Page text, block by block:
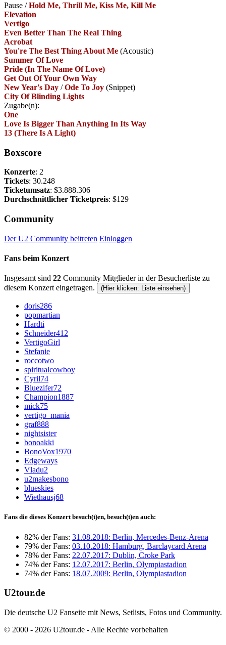
Pause /Hold Me, Thrill Me, Kiss Me, Kill Me
Elevation
Vertigo
Even Better Than The Real Thing
Acrobat
You're The Best Thing About Me (Acoustic)
Summer Of Love
Pride (In The Name Of Love)
Get Out Of Your Own Way
New Year's Day /Ode To Joy (Snippet)
City Of Blinding Lights
Zugabe(n):
One
Love Is Bigger Than Anything In Its Way
13 (There Is A Light)
Boxscore
Konzerte: 2
Tickets: 30.248
Ticketumsatz: $3.888.306
Durchschnittlicher Ticketpreis: $129
Community
Der U2 Community beitreten Einloggen
Fans beim Konzert
Insgesamt sind 22 Community Mitglieder in der Besucherliste zu
diesem Konzert eingetragen.
(Hier klicken: Liste einsehen)
doris286
popmartian
Hardti
Schneider412
VertigoGirl
Stefanie
roccotwo
spiritualcowboy
Cyril74
Bluezifer72
Champion1887
mick75
vertigo_mania
graf888
nightsister
bonoakki
BonoVox1970
Edgeways
Vladu2
u2makesbono
blueskies
Wiethausj68
Fans die dieses Konzert besuch(t)en, besuch(t)en auch:
82% der Fans: 31.08.2018: Berlin, Mercedes-Benz-Arena
79% der Fans: 03.10.2018: Hamburg, Barclaycard Arena
78% der Fans: 22.07.2017: Dublin, Croke Park
74% der Fans: 12.07.2017: Berlin, Olympiastadion
74% der Fans: 18.07.2009: Berlin, Olympiastadion
U2tour.de
Die deutsche U2 Fanseite mit News, Setlists, Fotos und Community.
© 2000 - 2026 U2tour.de - Alle Rechte vorbehalten